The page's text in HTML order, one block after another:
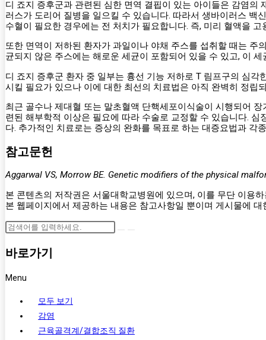
디 죠지 증후군과 관련된 심한 면역 결핍이 있는 아이들은 감염
러스가 도리어 질병을 일으킬 수 있습니다. 따라서 생바이러스 백
수혈이 필요한 경우에는 전 처치가 필요합니다. 즉, 미리 혈액을
또한 면역이 저하된 환자가 과일이나 야채 주스를 섭취할 때는
균되지 않은 주스에는 해로운 세균이 포함되어 있을 수 있고, 이
디 죠지 증후군 환자 중 일부는 흉선 기능 저하로 T 림프구의 심
시킬 필요가 있으나 이에 대한 최선의 치료법은 아직 완벽히 정립
최근 골수나 제대혈 또는 말초혈액 단핵세포이식술이 시행되어
련된 해부학적 이상은 필요에 따라 수술로 교정할 수 있습니다.
다. 추가적인 치료로는 증상의 완화를 목표로 하는 대증요법과 각
참고문헌
Aggarwal VS, Morrow BE. Genetic modifiers of the physical
본 콘텐츠의 저작권은 서울대학교병원에 있으며, 이를 무단 이용
본 웹페이지에서 제공하는 내용은 참고사항일 뿐이며 게시물에
바로가기
Menu
모두 보기
감염
근육골격계/결합조직 질환